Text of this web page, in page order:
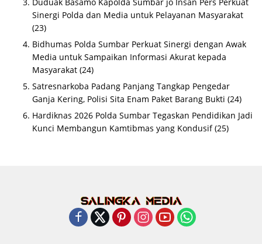
Sinergi Polda dan Media untuk Pelayanan Masyarakat
(23)
Bidhumas Polda Sumbar Perkuat Sinergi dengan Awak
Media untuk Sampaikan Informasi Akurat kepada
Masyarakat (24)
Satresnarkoba Padang Panjang Tangkap Pengedar
Ganja Kering, Polisi Sita Enam Paket Barang Bukti (24)
Hardiknas 2026 Polda Sumbar Tegaskan Pendidikan Jadi
Kunci Membangun Kamtibmas yang Kondusif (25)